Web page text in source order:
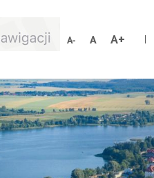
size size size